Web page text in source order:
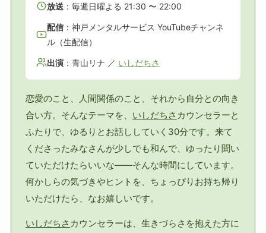
放送：毎週日曜よる 21:30 〜 22:00
配信：神戸メンタルサービス YouTubeチャンネ
ル（生配信）
出演：青山リナ ／ いしだちさ
恋愛のこと、人間関係のこと、それから自分との向き
合い方。そんなテーマを、 いしだちさ カウンセラーと
ふたりで、ゆるりとお話ししていく30分です。来て
くださったみなさんが少しでも和んで、ゆったり聞い
ていただけたらいいな——そんな時間にしています。
何かしらの気づきやヒントを、ちょっぴりお持ち帰り
いただけたら、なお嬉しいです。
いしだちさ カウンセラーは、生きづらさを抱えた方に